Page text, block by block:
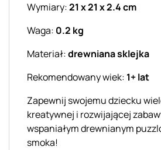
Wymiary:21 x 21 x 2.4 cm
Waga: 0.2 kg
Materiał:drewniana sklejka
Rekomendowany wiek: 1+ lat
Zapewnij swojemu dziecku
kreatywnej i rozwijającej
wspaniałym drewnianym
smoka!